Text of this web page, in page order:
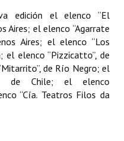
edición el elenco “El
Aires; el elenco “Agarrate
Aires; el elenco “Los
el elenco “Pizzicatto”, de
de Río Negro; el
de Chile; el elenco
“Cía. Teatros Filos da